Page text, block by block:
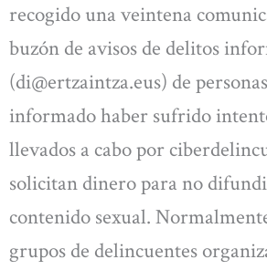
recogido una veintena
buzón de avisos de delitos
(di@ertzaintza.eus) de
informado haber sufrido
llevados a cabo por
solicitan dinero para no
contenido sexual.
grupos de delincuentes